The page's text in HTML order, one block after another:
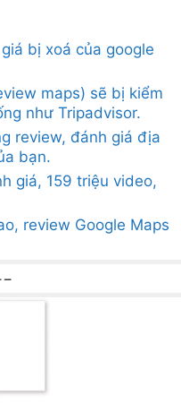
bị xoá của google
maps) sẽ bị kiểm
như Tripadvisor.
review, đánh giá địa
bạn.
giá, 159 triệu video,
review Google Maps